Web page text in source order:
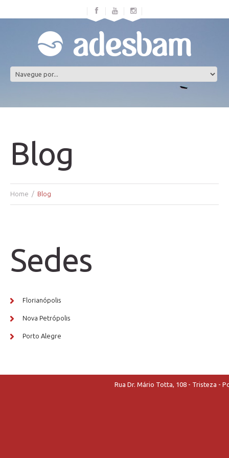
Blog
Home Blog
Sedes
Florianópolis
Nova Petrópolis
Porto Alegre
Rua Dr. Mário Totta, 108 - Tristeza -